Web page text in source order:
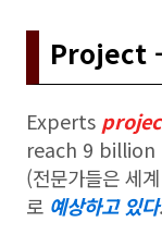
Project -
Experts
reach 9 billion
(전문가들은 세
로 예상하고 있다